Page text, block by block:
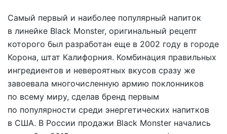
Самый первый и наиболее популярный напиток
в линейке Black Monster, оригинальный рецепт
которого был разработан еще в 2002 году в городе
Корона, штат Калифорния. Комбинация правильных
ингредиентов и невероятных вкусов сразу же
завоевала многочисленную армию поклонников
по всему миру, сделав бренд первым
по популярности среди энергетических напитков
в США. В России продажи Black Monster начались